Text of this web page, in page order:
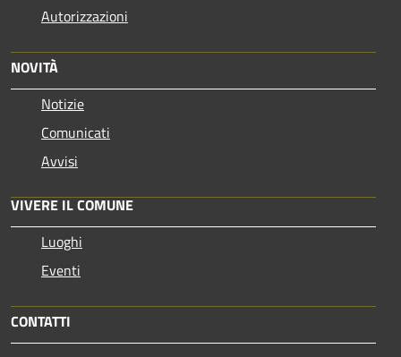
Autorizzazioni
NOVITÀ
Notizie
Comunicati
Avvisi
VIVERE IL COMUNE
Luoghi
Eventi
CONTATTI